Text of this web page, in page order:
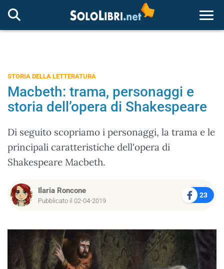
STORIA DELLA LETTERATURA
Macbeth: trama, personaggi e
storia dell’opera di Shakespeare
Di seguito scopriamo i personaggi, la trama e le
principali caratteristiche dell'opera di
Shakespeare Macbeth.
Ilaria Roncone
Pubblicato il 02-04-2019
23